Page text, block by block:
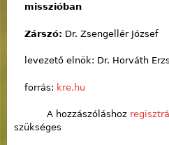
misszióban
Zárszó: Dr. Zsengellér József
levezető elnök: Dr. Horváth
forrás: kre.hu
A hozzászóláshoz
szükséges